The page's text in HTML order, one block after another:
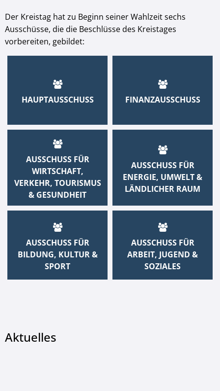
Der Kreistag hat zu Beginn seiner Wahlzeit sechs
Ausschüsse, die die Beschlüsse des Kreistages
vorbereiten, gebildet:
HAUPTAUSSCHUSS FINANZAUSSCHUSS
AUSSCHUSS FÜR
WIRTSCHAFT,
VERKEHR, TOURISMUS
& GESUNDHEIT
AUSSCHUSS FÜR
ENERGIE, UMWELT &
LÄNDLICHER RAUM
AUSSCHUSS FÜR
BILDUNG, KULTUR &
SPORT
AUSSCHUSS FÜR
ARBEIT, JUGEND &
SOZIALES
Aktuelles